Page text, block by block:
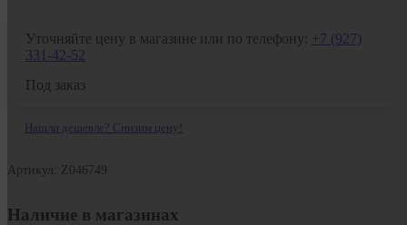
Уточняйте цену в магазине или по телефону: +7 (927)
331-42-52
Под заказ
Нашли дешевле? Снизим цену!
Артикул: Z046749
Наличие в магазинах